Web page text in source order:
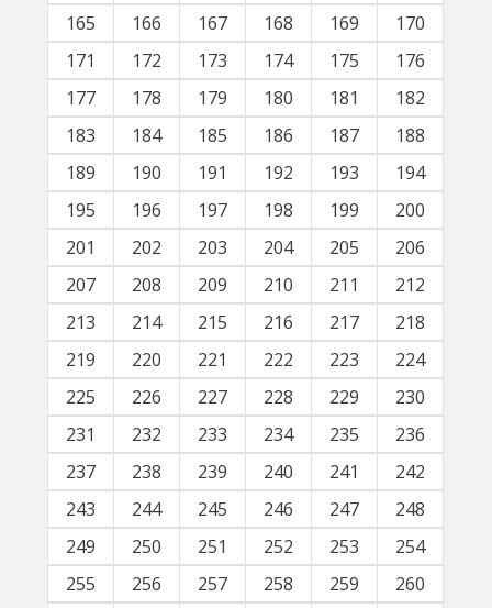
165
166 167 168 169
170
171
172 173 174 175
176
177
178 179 180 181
182
183
184 185 186 187
188
189
190 191 192 193
194
195
196 197 198 199
200
201
202 203 204 205
206
207
208 209 210 211
212
213
214 215 216 217
218
219
220 221 222 223
224
225
226 227 228 229
230
231
232 233 234 235
236
237
238 239 240 241
242
243
244 245 246 247
248
249
250 251 252 253
254
255
256 257 258 259
260